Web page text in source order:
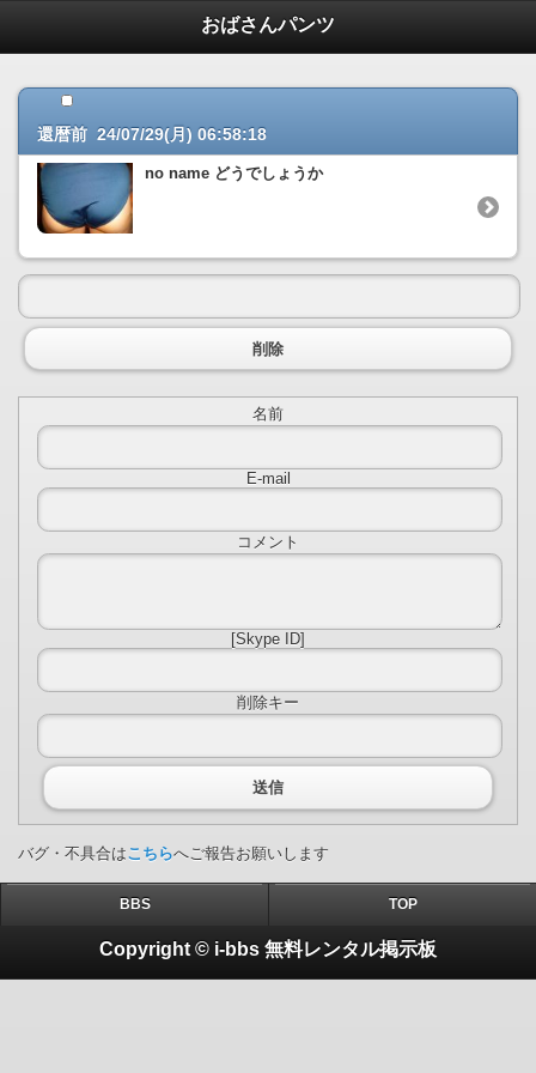
おばさんパンツ
還暦前 24/07/29(月) 06:58:18
no name どうでしょうか
削除
名前
E-mail
コメント
[Skype ID]
削除キー
送信
バグ・不具合はこちらへご報告お願いします
BBS TOP
Copyright © i-bbs 無料レンタル掲示板